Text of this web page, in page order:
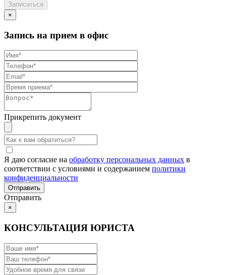
×
Запись на прием в офис
Прикрепить документ
Я даю согласие на обработку персональных данных в
соответствии с условиями и содержанием политики
конфиденциальности
Отправить
×
КОНСУЛЬТАЦИЯ ЮРИСТА